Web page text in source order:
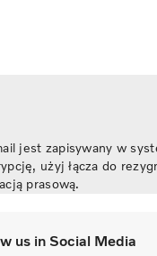
jest zapisywany w
użyj łącza do
prasową.
us in Social Media